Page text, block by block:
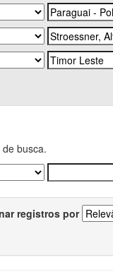
busca.
registros por